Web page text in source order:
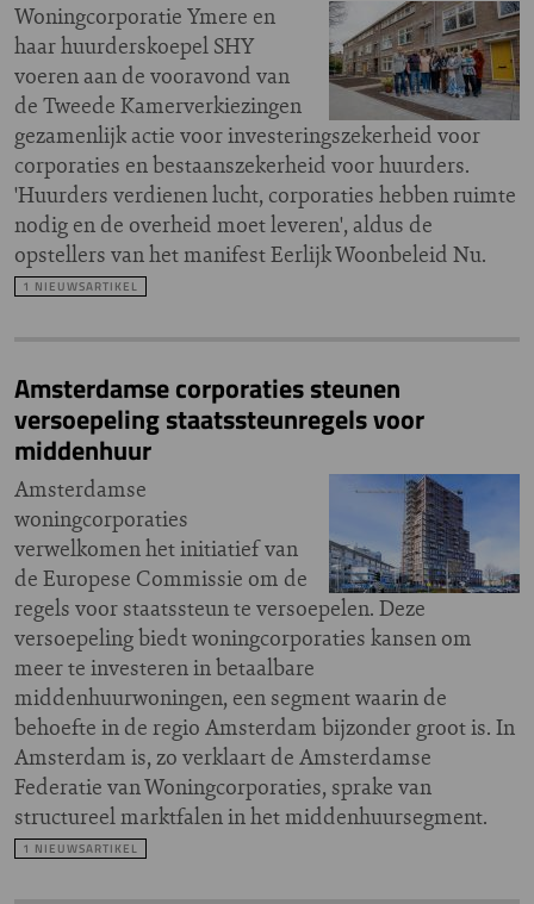
Woningcorporatie Ymere en
haar huurderskoepel SHY
voeren aan de vooravond van
de Tweede Kamerverkiezingen
gezamenlijk actie voor investeringszekerheid voor
corporaties en bestaanszekerheid voor huurders.
'Huurders verdienen lucht, corporaties hebben ruimte
nodig en de overheid moet leveren', aldus de
opstellers van het manifest Eerlijk Woonbeleid Nu.
1 NIEUWSARTIKEL
Amsterdamse corporaties steunen
versoepeling staatssteunregels voor
middenhuur
Amsterdamse
woningcorporaties
verwelkomen het initiatief van
de Europese Commissie om de
regels voor staatssteun te versoepelen. Deze
versoepeling biedt woningcorporaties kansen om
meer te investeren in betaalbare
middenhuurwoningen, een segment waarin de
behoefte in de regio Amsterdam bijzonder groot is. In
Amsterdam is, zo verklaart de Amsterdamse
Federatie van Woningcorporaties, sprake van
structureel marktfalen in het middenhuursegment.
1 NIEUWSARTIKEL